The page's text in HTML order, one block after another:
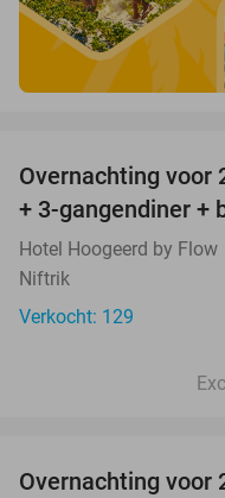
Overnachting voor
+ 3-gangendiner +
Hotel Hoogeerd by Flow
Niftrik
Verkocht: 129
Overnachting voor